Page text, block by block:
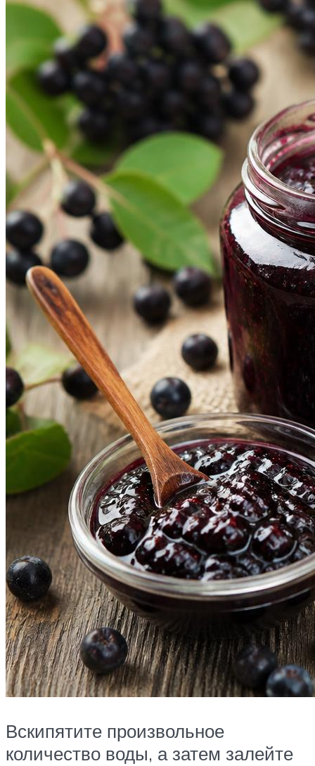
Вскипятите произвольное
количество воды, а затем залейте